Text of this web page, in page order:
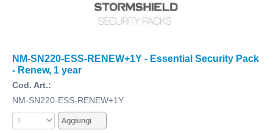
NM-SN220-ESS-RENEW+1Y - Essential Security Pack
- Renew, 1 year
Cod. Art.:
NM-SN220-ESS-RENEW+1Y